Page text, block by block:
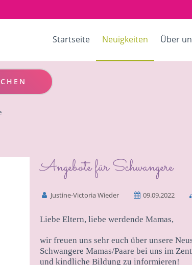
Startseite Neuigkeiten Über
Angebote für Schwangere
Justine-Victoria Wieder 09.09.2022
Liebe Eltern, liebe werdende Mamas,
wir freuen uns sehr euch über unsere
Schwangere Mamas/Paare bei uns im
und kindliche Bildung zu informieren!